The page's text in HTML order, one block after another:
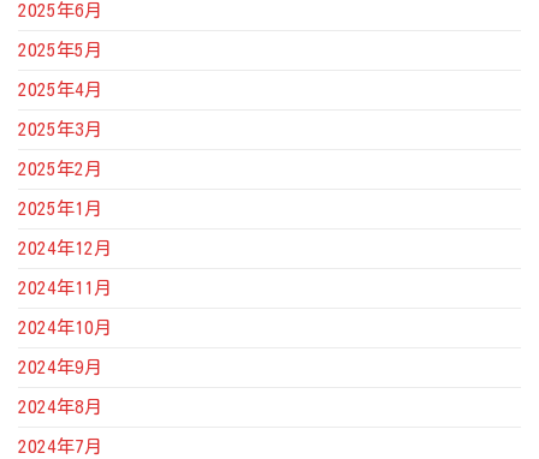
2025年6月
2025年5月
2025年4月
2025年3月
2025年2月
2025年1月
2024年12月
2024年11月
2024年10月
2024年9月
2024年8月
2024年7月